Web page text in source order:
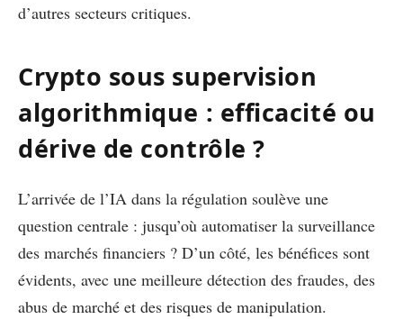
d’autres secteurs critiques.
Crypto sous supervision
algorithmique : efficacité ou
dérive de contrôle ?
L’arrivée de l’IA dans la régulation soulève une
question centrale : jusqu’où automatiser la surveillance
des marchés financiers ? D’un côté, les bénéfices sont
évidents, avec une meilleure détection des fraudes, des
abus de marché et des risques de manipulation.